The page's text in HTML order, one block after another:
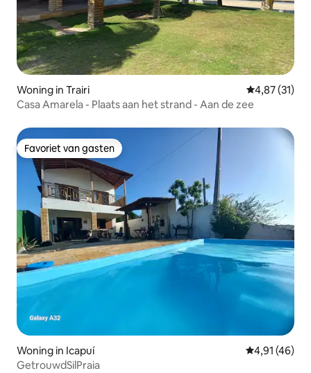
Woning in Trairi Gemiddelde
4,87 (31)
Casa Amarela - Plaats aan het strand - Aan de zee
Favoriet van gasten
Favoriet van gasten
Woning in Icapuí Gemiddelde
4,91 (46)
GetrouwdSilPraia